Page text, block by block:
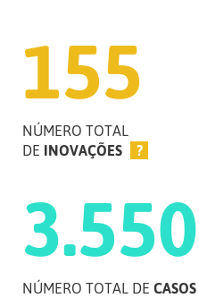
155
NÚMERO TOTAL
DE INOVAÇÕES ?
3.550
NÚMERO TOTAL DE CASOS